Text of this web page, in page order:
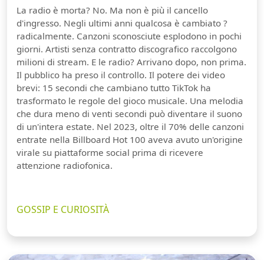
La radio è morta? No. Ma non è più il cancello
d'ingresso. Negli ultimi anni qualcosa è cambiato ?
radicalmente. Canzoni sconosciute esplodono in pochi
giorni. Artisti senza contratto discografico raccolgono
milioni di stream. E le radio? Arrivano dopo, non prima.
Il pubblico ha preso il controllo. Il potere dei video
brevi: 15 secondi che cambiano tutto TikTok ha
trasformato le regole del gioco musicale. Una melodia
che dura meno di venti secondi può diventare il suono
di un'intera estate. Nel 2023, oltre il 70% delle canzoni
entrate nella Billboard Hot 100 aveva avuto un'origine
virale su piattaforme social prima di ricevere
attenzione radiofonica.
GOSSIP E CURIOSITÀ